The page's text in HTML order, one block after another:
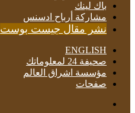
باك لينك
مشاركة أرباح ادسنس
نشر مقال جيست بوست
ENGLISH
صحيفة 24 لمعلوماتك
مؤسسة اشراق العالم
صفحات